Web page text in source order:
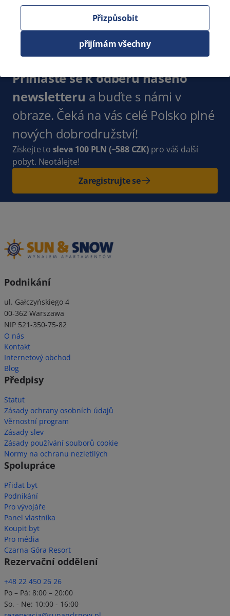
výhled na hory
částečný výhled na hory
Přihlaste se k odběru našeho
newsletteru a buďte s námi v
obraze. Čeká na vás celé Polsko plné
nových dobrodružství!
Získejte to sleva 100 PLN (~588 CZK) pro váš další
pobyt. Neotálejte!
Zaregistrujte se
Podnikání
ul. Gałczyńskiego 4
00-362 Warszawa
NIP 521-350-75-82
O nás
Kontakt
Internetový obchod
Blog
Předpisy
Statut
Zásady ochrany osobních údajů
Věrnostní program
Zásady slev
Zásady používání souborů cookie
Normy na ochranu nezletilých
Spolupráce
Přidat byt
Podnikání
Pro vývojáře
Panel vlastníka
Koupit byt
Pro média
Czarna Góra Resort
Rezervační oddělení
+48 22 450 26 26
Po – Pá: 8:00 – 20:00
So. - Ne: 10:00 - 16:00
Přizpůsobit
přijímám všechny